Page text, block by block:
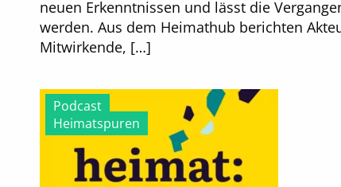
neuen Erkenntnissen und lässt die
werden. Aus dem Heimathub berichten
Mitwirkende, […]
Podcast
Heimatspuren